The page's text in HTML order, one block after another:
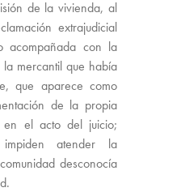
de la vivienda, al
extrajudicial
acompañada con la
mercantil que había
que aparece como
de la propia
en el acto del juicio;
impiden atender la
desconocía